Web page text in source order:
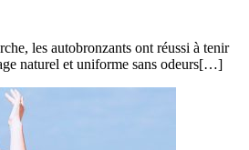
les autobronzants ont réussi à tenir
naturel et uniforme sans odeurs[…]